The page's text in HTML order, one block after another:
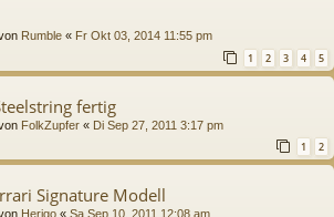
Rumble « Fr Okt 03, 2014 11:55 pm
1 2 3 4 5
fertig
FolkZupfer « Di Sep 27, 2011 3:17 pm
1 2
Signature Modell
Herigo « Sa Sep 10, 2011 12:08 am